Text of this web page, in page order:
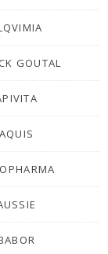
GOUTAL
AQUIS